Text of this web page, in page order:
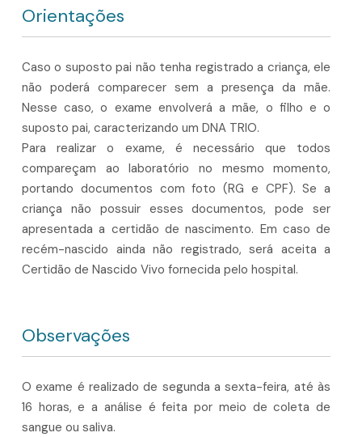
Orientações
Caso o suposto pai não tenha registrado a criança, ele
não poderá comparecer sem a presença da mãe.
Nesse caso, o exame envolverá a mãe, o filho e o
suposto pai, caracterizando um DNA TRIO.
Para realizar o exame, é necessário que todos
compareçam ao laboratório no mesmo momento,
portando documentos com foto (RG e CPF). Se a
criança não possuir esses documentos, pode ser
apresentada a certidão de nascimento. Em caso de
recém-nascido ainda não registrado, será aceita a
Certidão de Nascido Vivo fornecida pelo hospital.
Observações
O exame é realizado de segunda a sexta-feira, até às
16 horas, e a análise é feita por meio de coleta de
sangue ou saliva.